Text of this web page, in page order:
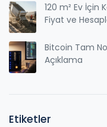
120 m² Ev İçin
Fiyat ve
Bitcoin Tam
Açıklama
Etiketler